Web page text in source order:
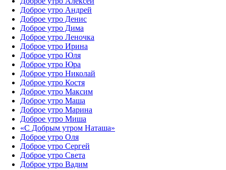
Доброе утро Андрей
Доброе утро Денис
Доброе утро Дима
Доброе утро Леночка
Доброе утро Ирина
Доброе утро Юля
Доброе утро Юра
Доброе утро Николай
Доброе утро Костя
Доброе утро Максим
Доброе утро Маша
Доброе утро Марина
Доброе утро Миша
«С Добрым утром Наташа»
Доброе утро Оля
Доброе утро Сергей
Доброе утро Света
Доброе утро Вадим